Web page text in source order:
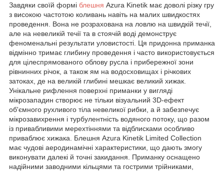
Завдяки своїй формі блешня Azura Kinetik має доволі різку гру
з високою частотою коливань навіть на малих швидкостях
проведення. Вона не розрахована на ловлю на швидкій течії,
але на невеликій течії та в стоячій воді демонструє
феноменальні результати уловистості. Ця придонна приманка
відмінно тримає глибину проведення і часто використовується
для цілеспрямованого облову русла і прибережної зони
рівнинних річок, а також ям на водосховищах і річкових
затоках, де на великій глибині мешкає великий хижак.
Унікальне рифлення поверхні приманки у вигляді
мікрозападин створює не тільки візуальний 3D-ефект
об'ємного рухливого тіла невеликої рибки, а й забезпечує
мікрозавихрення і турбулентність водяного потоку, що разом
із привабливими мерехтіннями та відблисками особливо
приваблює хижака. Блешня Azura Kinetik Limited Collection
має чудові аеродинамічні характеристики, що дають змогу
виконувати далекі й точні закидання. Приманку оснащено
надійними заводними кільцями та гострими трійниками,